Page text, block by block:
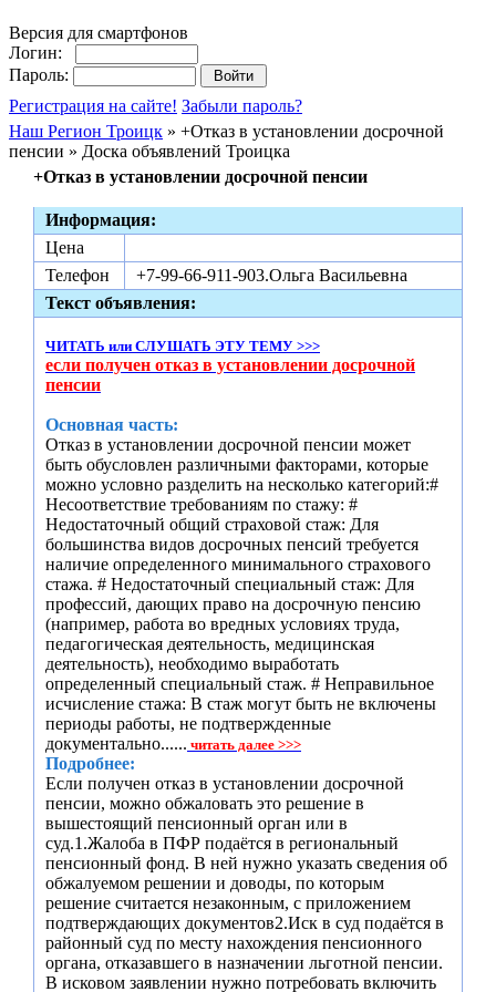
Версия для смартфонов
Логин:
Пароль:
Регистрация на сайте! Забыли пароль?
Наш Регион Троицк » +Отказ в установлении досрочной
пенсии » Доска объявлений Троицка
+Отказ в установлении досрочной пенсии
Информация:
Цена
Телефон
+7-99-66-911-903.Ольга Васильевна
Текст объявления:
ЧИТАТЬ или СЛУШАТЬ ЭТУ ТЕМУ >>>
если получен отказ в установлении досрочной
пенсии
Основная часть:
Отказ в установлении досрочной пенсии может
быть обусловлен различными факторами, которые
можно условно разделить на несколько категорий:#
Несоответствие требованиям по стажу: #
Недостаточный общий страховой стаж: Для
большинства видов досрочных пенсий требуется
наличие определенного минимального страхового
стажа. # Недостаточный специальный стаж: Для
профессий, дающих право на досрочную пенсию
(например, работа во вредных условиях труда,
педагогическая деятельность, медицинская
деятельность), необходимо выработать
определенный специальный стаж. # Неправильное
исчисление стажа: В стаж могут быть не включены
периоды работы, не подтвержденные
документально...... читать далее >>>
Подробнее:
Если получен отказ в установлении досрочной
пенсии, можно обжаловать это решение в
вышестоящий пенсионный орган или в
суд.1.Жалоба в ПФР подаётся в региональный
пенсионный фонд. В ней нужно указать сведения об
обжалуемом решении и доводы, по которым
решение считается незаконным, с приложением
подтверждающих документов2.Иск в суд подаётся в
районный суд по месту нахождения пенсионного
органа, отказавшего в назначении льготной пенсии.
В исковом заявлении нужно потребовать включить